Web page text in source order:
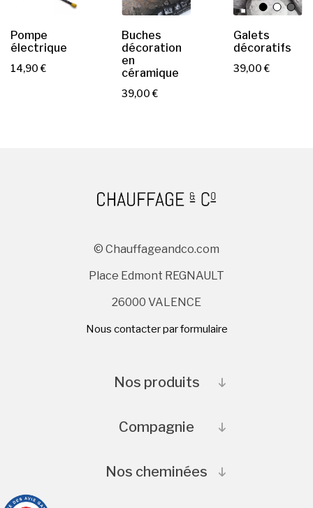
Pompe
électrique
P
14,90 €
Buches
décoration
en
céramique
P
39,00 €
Galets
décoratifs
P
39,00 €
© Chauffageandco.com
Place Edmont REGNAULT
26000 VALENCE
Nous contacter par formulaire
Nos produits
Compagnie
Nos cheminées